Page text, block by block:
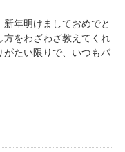
年明けましておめでと
方をわざわざ教えてくれ
がたい限りで、いつもパ